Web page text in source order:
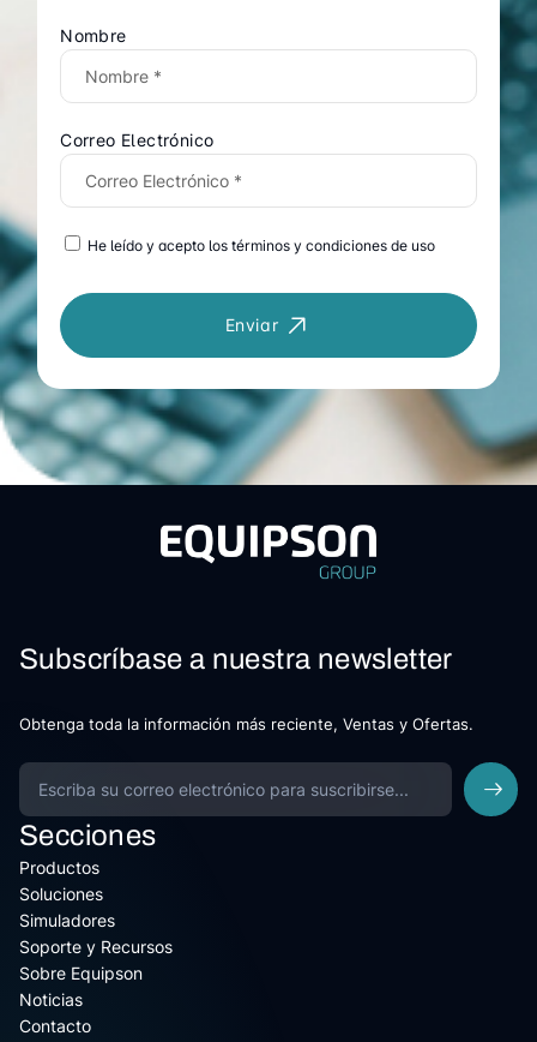
Nombre
Correo Electrónico
He leído y acepto los términos y condiciones de uso
Enviar
Subscríbase a nuestra newsletter
Obtenga toda la información más reciente, Ventas y Ofertas.
Secciones
Productos
Soluciones
Simuladores
Soporte y Recursos
Sobre Equipson
Noticias
Contacto